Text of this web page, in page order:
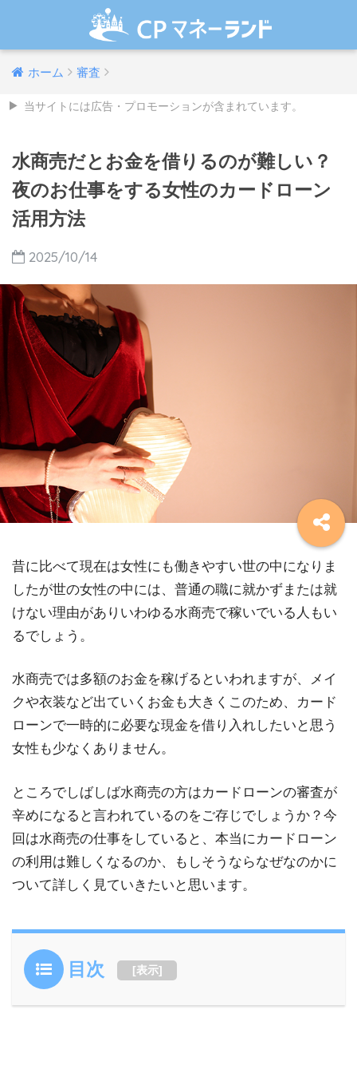
ホーム 審査
当サイトには広告・プロモーションが含まれています。
水商売だとお金を借りるのが難しい？
夜のお仕事をする女性のカードローン
活用方法
2025/10/14
昔に比べて現在は女性にも働きやすい世の中になりま
したが世の女性の中には、普通の職に就かずまたは就
けない理由がありいわゆる水商売で稼いでいる人もい
るでしょう。
水商売では多額のお金を稼げるといわれますが、メイ
クや衣装など出ていくお金も大きくこのため、カード
ローンで一時的に必要な現金を借り入れしたいと思う
女性も少なくありません。
ところでしばしば水商売の方はカードローンの審査が
辛めになると言われているのをご存じでしょうか？今
回は水商売の仕事をしていると、本当にカードローン
の利用は難しくなるのか、もしそうならなぜなのかに
ついて詳しく見ていきたいと思います。
目次 [表示]